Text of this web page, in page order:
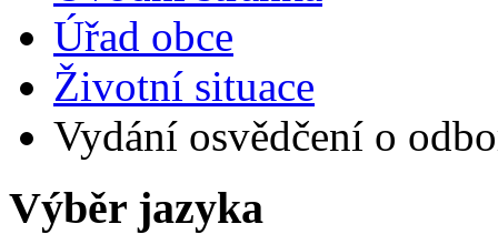
Úřad obce
Životní situace
Vydání osvědčení o
Výběr jazyka